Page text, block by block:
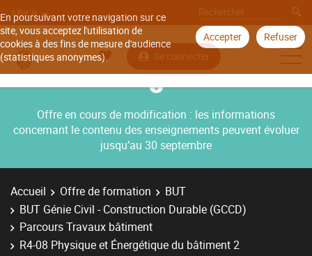
En poursuivant votre navigation sur ce
site, vous acceptez l'utilisation de
cookies à des fins de mesure d'audience
(statistiques anonymes).
Accepter Refuser
Aller à
Se connecter
Offre en cours de modification : les informations
concernant le contenu des enseignements peuvent évoluer
jusqu’au 30 septembre
Accueil Offre de formation
BUT
BUT Génie Civil - Construction Durable (GCCD)
Parcours Travaux bâtiment
R4-08 Physique et Énergétique du bâtiment 2